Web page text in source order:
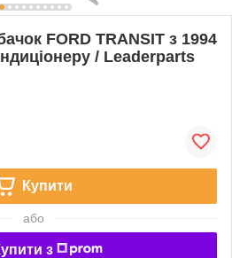
FORD TRANSIT з 1994
/ Leaderparts
Купити
або
з